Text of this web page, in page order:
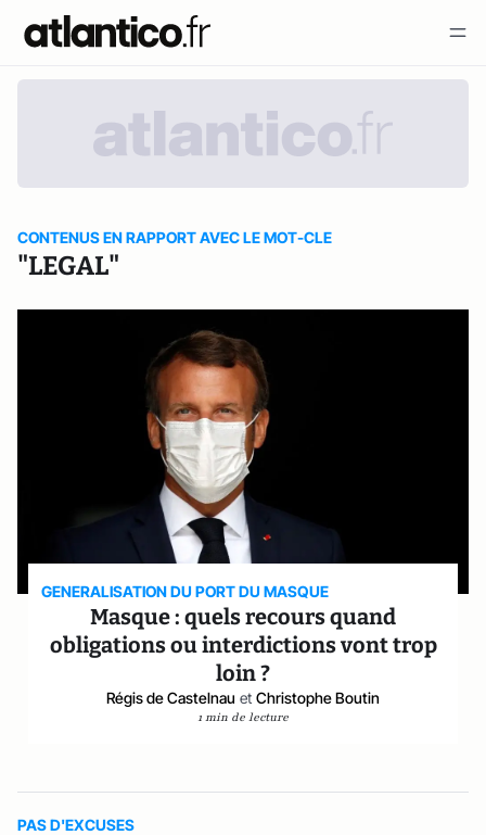
CONTENUS EN RAPPORT AVEC LE MOT-CLE
"LEGAL"
GENERALISATION DU PORT DU MASQUE
Masque : quels recours quand
obligations ou interdictions vont trop
loin ?
Régis de Castelnau et Christophe Boutin
1 min de lecture
PAS D'EXCUSES